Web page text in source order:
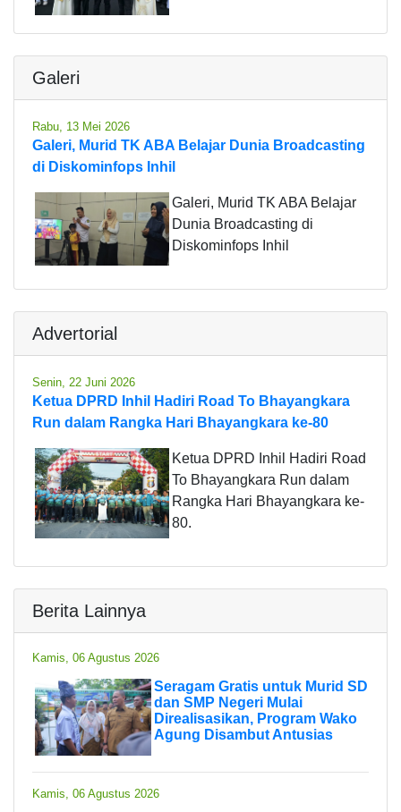
Galeri
Rabu, 13 Mei 2026
Galeri, Murid TK ABA Belajar Dunia Broadcasting
di Diskominfops Inhil
Galeri, Murid TK ABA Belajar
Dunia Broadcasting di
Diskominfops Inhil
Advertorial
Senin, 22 Juni 2026
Ketua DPRD Inhil Hadiri Road To Bhayangkara
Run dalam Rangka Hari Bhayangkara ke-80
Ketua DPRD Inhil Hadiri Road
To Bhayangkara Run dalam
Rangka Hari Bhayangkara ke-
80.
Berita Lainnya
Kamis, 06 Agustus 2026
Seragam Gratis untuk Murid SD
dan SMP Negeri Mulai
Direalisasikan, Program Wako
Agung Disambut Antusias
Kamis, 06 Agustus 2026